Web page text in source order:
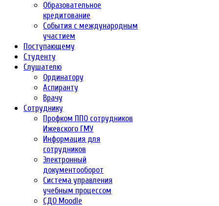
Образовательное
кредитование
События с международным
участием
Поступающему
Студенту
Слушателю
Ординатору
Аспиранту
Врачу
Сотруднику
Профком ППО сотрудников
Ижевского ГМУ
Информация для
сотрудников
Электронный
документооборот
Система управления
учебным процессом
СДО Moodle